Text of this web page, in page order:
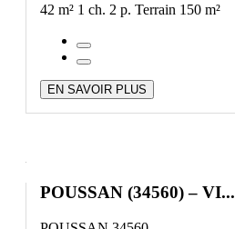
42 m² 1 ch. 2 p. Terrain 150 m²
EN SAVOIR PLUS
POUSSAN (34560) – VI...